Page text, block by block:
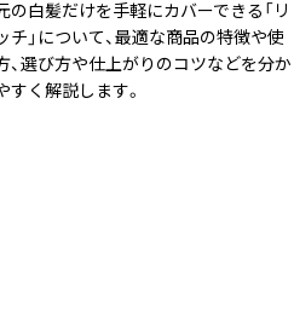
白髪の根元染めをする頻度や、
元染めをする際のポイント、白
隠し方までご紹介します。